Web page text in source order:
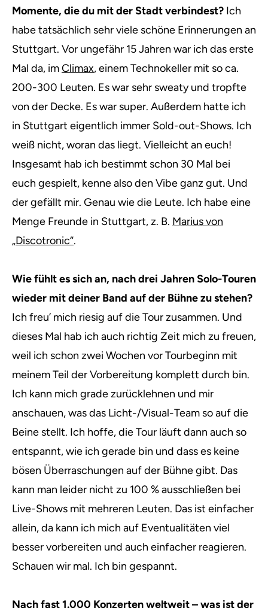
Momente, die du mit der Stadt verbindest? Ich
habe tatsächlich sehr viele schöne Erinnerungen an
Stuttgart. Vor ungefähr 15 Jahren war ich das erste
Mal da, imClimax, einem Technokeller mit so ca.
200-300 Leuten. Es war sehr sweaty und tropfte
von der Decke. Es war super. Außerdem hatte ich
in Stuttgart eigentlich immer Sold-out-Shows. Ich
weiß nicht, woran das liegt. Vielleicht an euch!
Insgesamt hab ich bestimmt schon 30 Mal bei
euch gespielt, kenne also den Vibe ganz gut. Und
der gefällt mir. Genau wie die Leute. Ich habe eine
Menge Freunde in Stuttgart, z. B. Marius von
„Discotronic“.
Wie fühlt es sich an, nach drei Jahren Solo-Touren
wieder mit deiner Band auf der Bühne zu stehen?
Ich freu’ mich riesig auf die Tour zusammen. Und
dieses Mal hab ich auch richtig Zeit mich zu freuen,
weil ich schon zwei Wochen vor Tourbeginn mit
meinem Teil der Vorbereitung komplett durch bin.
Ich kann mich grade zurücklehnen und mir
anschauen, was das Licht-/Visual-Team so auf die
Beine stellt. Ich hoffe, die Tour läuft dann auch so
entspannt, wie ich gerade bin und dass es keine
bösen Überraschungen auf der Bühne gibt. Das
kann man leider nicht zu 100 % ausschließen bei
Live-Shows mit mehreren Leuten. Das ist einfacher
allein, da kann ich mich auf Eventualitäten viel
besser vorbereiten und auch einfacher reagieren.
Schauen wir mal. Ich bin gespannt.
Nach fast 1.000 Konzerten weltweit – was ist der